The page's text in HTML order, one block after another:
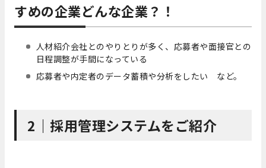
すめの企業どんな企業？！
人材紹介会社とのやりとりが多く、応募者や面接官との
日程調整が手間になっている
応募者や内定者のデータ蓄積や分析をしたい など。
2｜採用管理システムをご紹介